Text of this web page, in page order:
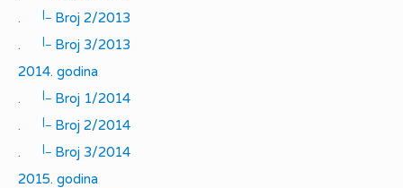
.
|_
Broj 2/2013
.
|_
Broj 3/2013
2014. godina
.
|_
Broj 1/2014
.
|_
Broj 2/2014
.
|_
Broj 3/2014
2015. godina